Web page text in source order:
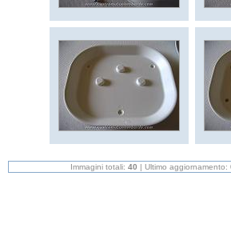
Immagini totali: 40 | Ultimo aggiornamento: